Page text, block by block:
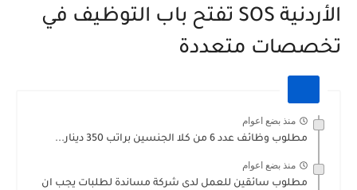
الأردنية SOS تفتح باب التوظيف في
تخصصات متعددة
منذ بضع اعوام
مطلوب وظائف عدد 6 من كلا الجنسين براتب 350 دينار...
منذ بضع اعوام
مطلوب سائقين للعمل لدى شركة مساندة لطلبات يجب ان